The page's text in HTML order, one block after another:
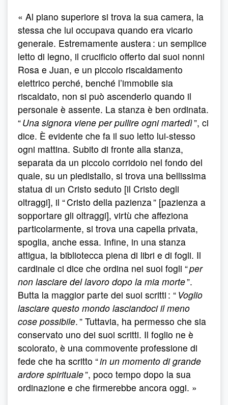
« Al piano superiore si trova la sua camera, la
stessa che lui occupava quando era vicario
generale. Estremamente austera : un semplice
letto di legno, il crucificio offerto dai suoi nonni
Rosa e Juan, e un piccolo riscaldamento
elettrico perché, benché l’immobile sia
riscaldato, non si può ascenderlo quando il
personale è assente. La stanza è ben ordinata.
“Una signora viene per pullire ogni martedì”, ci
dice. È evidente che fa il suo letto lui-stesso
ogni mattina. Subito di fronte alla stanza,
separata da un piccolo corridoio nel fondo del
quale, su un piedistallo, si trova una bellissima
statua di un Cristo seduto [il Cristo degli
oltraggi], il “ Cristo della pazienza ” [pazienza a
sopportare gli oltraggi], virtù che affeziona
particolarmente, si trova una capella privata,
spoglia, anche essa. Infine, in una stanza
attigua, la bibliotecca piena di libri e di fogli. Il
cardinale ci dice che ordina nei suoi fogli “per
non lasciare del lavoro dopo la mia morte”.
Butta la maggior parte dei suoi scritti : “ Voglio
lasciare questo mondo lasciandoci il meno
cose possibile. ” Tuttavia, ha permesso che sia
conservato uno dei suoi scritti. Il foglio ne è
scolorato, è una commovente professione di
fede che ha scritto “in un momento di grande
ardore spirituale”, poco tempo dopo la sua
ordinazione e che firmerebbe ancora oggi. »